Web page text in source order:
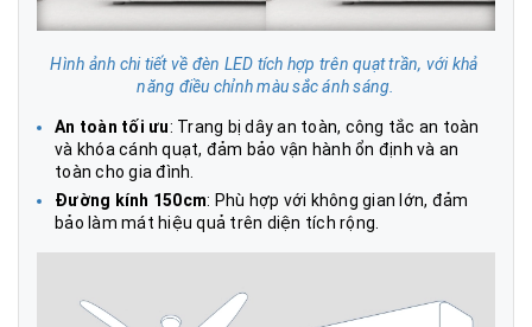
Hình ảnh chi tiết về đèn LED tích hợp trên quạt trần, với khả
năng điều chỉnh màu sắc ánh sáng.
An toàn tối ưu: Trang bị dây an toàn, công tắc an toàn
và khóa cánh quạt, đảm bảo vận hành ổn định và an
toàn cho gia đình.
Đường kính 150cm: Phù hợp với không gian lớn, đảm
bảo làm mát hiệu quả trên diện tích rộng.